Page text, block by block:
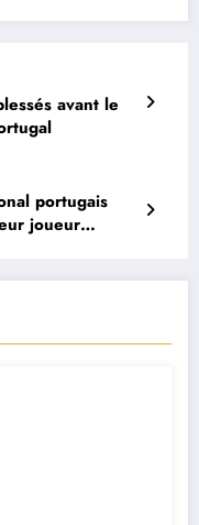
avant le
portugais
joueur